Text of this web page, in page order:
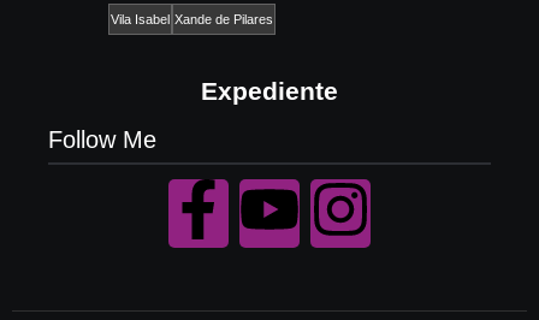
Vila Isabel Xande de Pilares
Expediente
Follow Me